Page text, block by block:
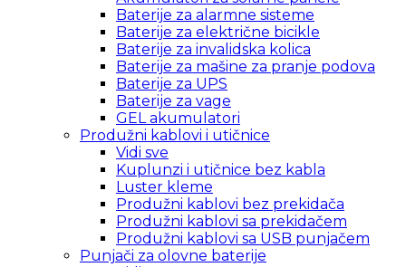
Baterije za alarmne sisteme
Baterije za električne bicikle
Baterije za invalidska kolica
Baterije za mašine za pranje podova
Baterije za UPS
Baterije za vage
GEL akumulatori
Produžni kablovi i utičnice
Vidi sve
Kuplunzi i utičnice bez kabla
Luster kleme
Produžni kablovi bez prekidača
Produžni kablovi sa prekidačem
Produžni kablovi sa USB punjačem
Punjači za olovne baterije